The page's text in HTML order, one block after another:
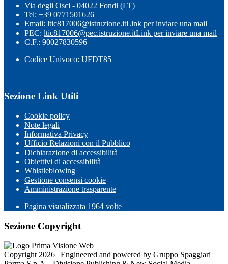
Via degli Osci - 04022 Fondi (LT)
Tel: +39 0771501626
Email: ltic817006@istruzione.itLink per inviare una mail
PEC: ltic817006@pec.istruzione.itLink per inviare una mail
C.F.: 90027830596
Codice Univoco: UFDT85
Sezione Link Utili
Cookie policy
Note legali
Informativa Privacy
Ufficio Relazioni con il Pubblico
Dichiarazione di accessibilità
Obiettivi di accessibilità
Whistleblowing
Gestione consensi cookie
Amministrazione trasparente
Pagina visualizzata 1964 volte
Sezione Copyright
Copyright 2026 | Engineered and powered by Gruppo Spaggiari